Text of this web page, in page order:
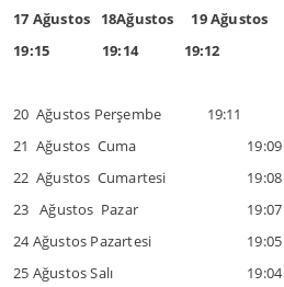
17 Ağustos 18Ağustos 19 Ağustos
19:15 19:14 19:12
20 Ağustos Perşembe 19:11
21 Ağustos Cuma
19:09
22 Ağustos Cumartesi
19:08
23 Ağustos Pazar
19:07
24 Ağustos Pazartesi
19:05
25 Ağustos Salı
19:04